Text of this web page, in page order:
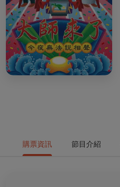
購票資訊 節目介紹